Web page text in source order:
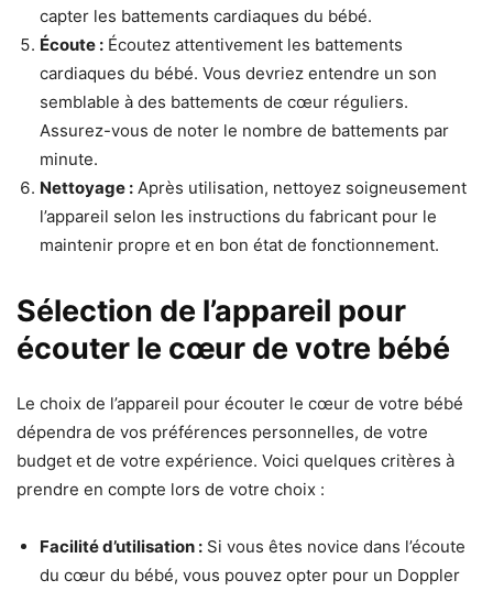
capter les battements cardiaques du bébé.
Écoute : Écoutez attentivement les battements
cardiaques du bébé. Vous devriez entendre un son
semblable à des battements de cœur réguliers.
Assurez-vous de noter le nombre de battements par
minute.
Nettoyage : Après utilisation, nettoyez soigneusement
l’appareil selon les instructions du fabricant pour le
maintenir propre et en bon état de fonctionnement.
Sélection de l’appareil pour
écouter le cœur de votre bébé
Le choix de l’appareil pour écouter le cœur de votre bébé
dépendra de vos préférences personnelles, de votre
budget et de votre expérience. Voici quelques critères à
prendre en compte lors de votre choix :
Facilité d’utilisation : Si vous êtes novice dans l’écoute
du cœur du bébé, vous pouvez opter pour un Doppler